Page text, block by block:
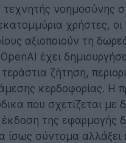
τεχνητής νοημοσύνης
χρήστες, οι
αξιοποιούν τη
έχει
ζήτηση,
κερδοφορίας. Η
που σχετίζεται με
της εφαρμογής
ίσως σύντομα αλλάξει